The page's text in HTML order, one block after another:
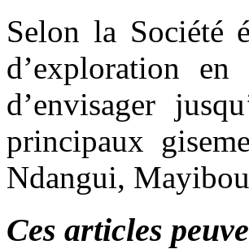
Selon la Société
d’exploration
d’envisager
principaux
Ndangui,
Ces articles